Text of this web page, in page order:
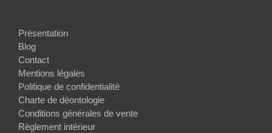
Présentation
Blog
Contact
Mentions légales
Politique de confidentialité
Charte de déontologie
Conditions générales de vente
Règlement intérieur